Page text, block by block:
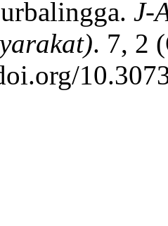
J-
. 7, 2